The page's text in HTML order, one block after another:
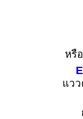
หรื
แวว